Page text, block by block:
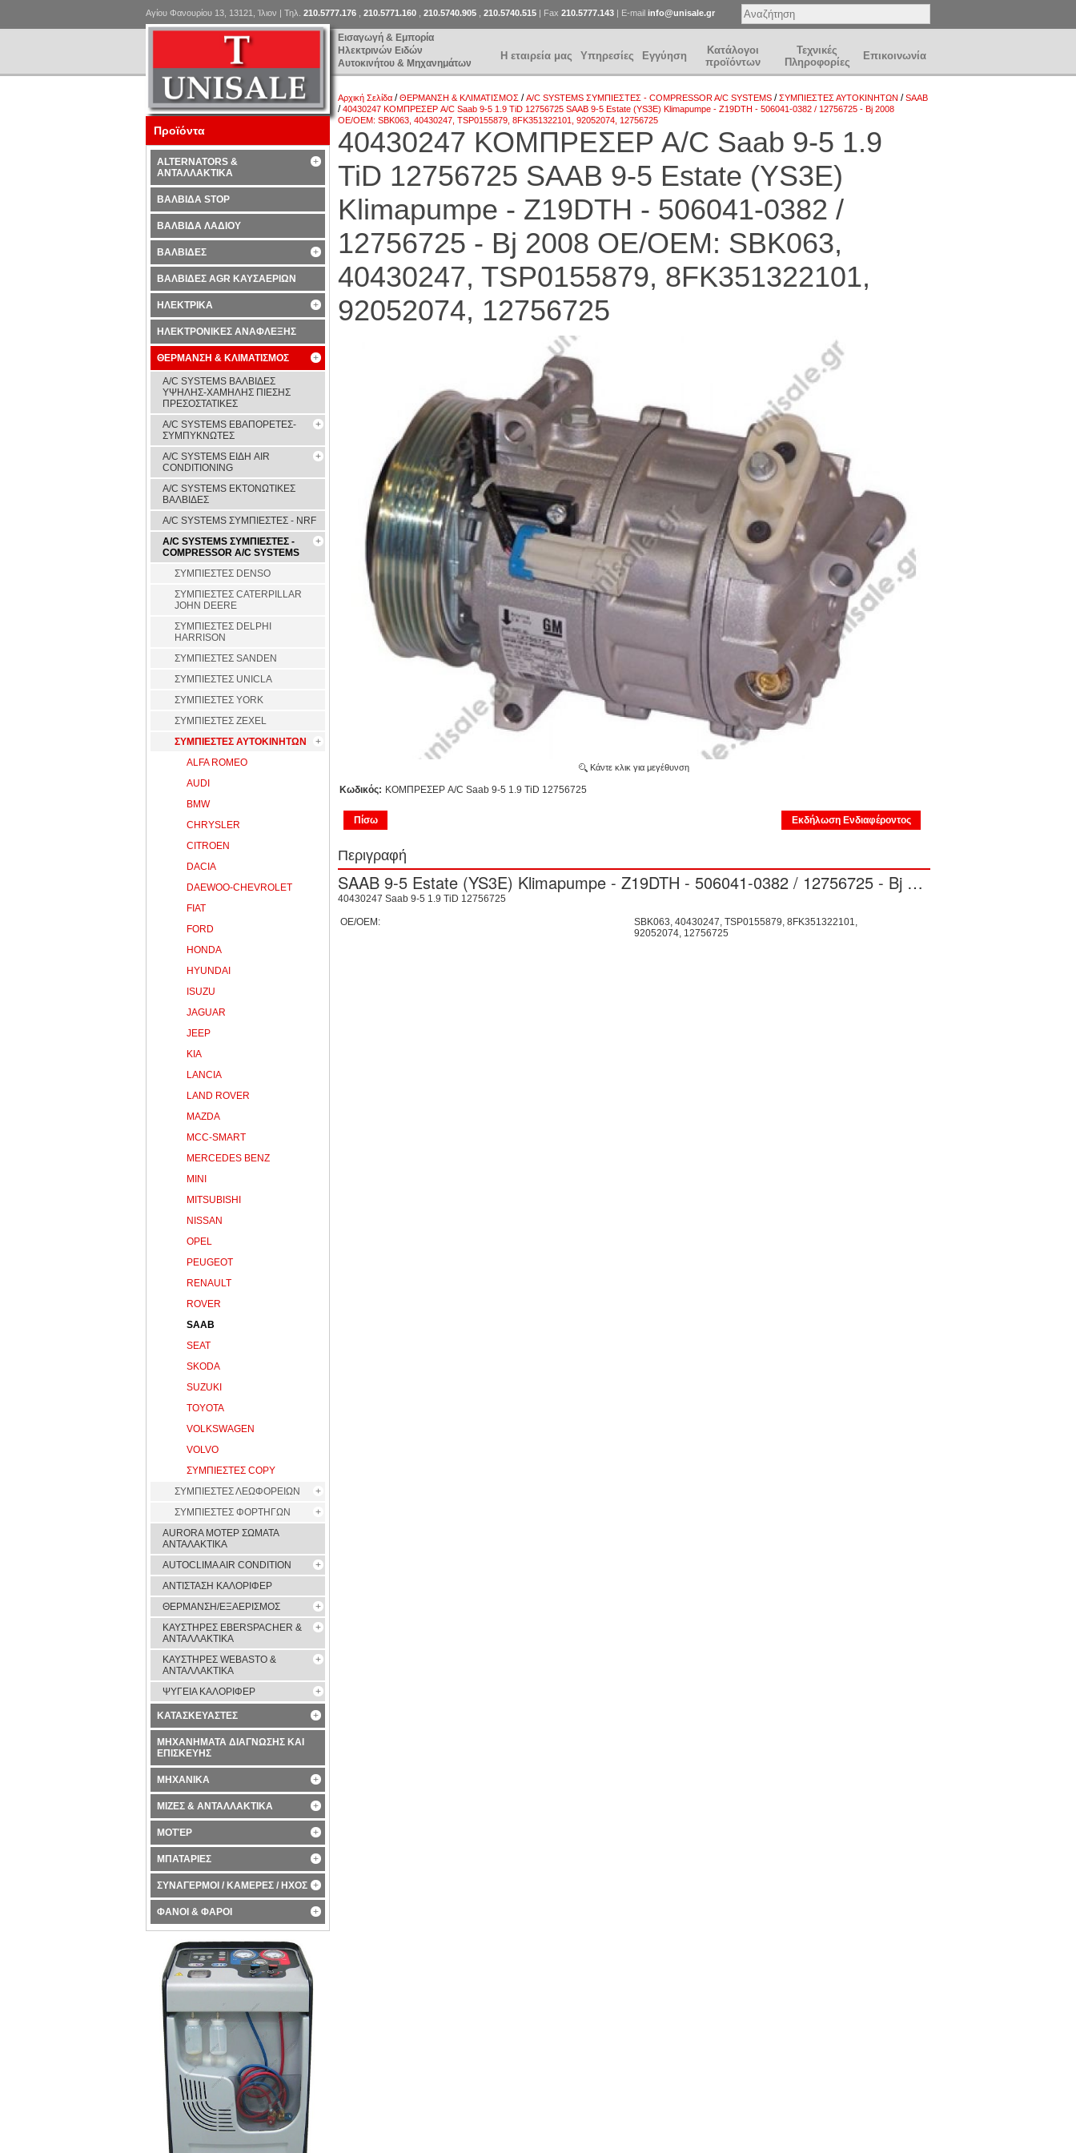
Εισαγωγή & Εμπορία
Ηλεκτρινών Ειδών
Αυτοκινήτου & Μηχανημάτων
Αγίου Φανουρίου 13, 13121, Ίλιον | Τηλ. 210.5777.176 210.5771.160 210.5740.905 210.5740.515 | Fax 210.5777.143 | E-mail info@unisale.gr
Η εταιρεία μας Υπηρεσίες Εγγύηση
Κατάλογοι
προϊόντων
Τεχνικές
Πληροφορίες
Επικοινωνία
Αρχική Σελίδα /ΘΕΡΜΑΝΣΗ & ΚΛΙΜΑΤΙΣΜΟΣ /A/C SYSTEMS ΣΥΜΠΙΕΣΤΕΣ - COMPRESSOR A/C SYSTEMS /ΣΥΜΠΙΕΣΤΕΣ ΑΥΤΟΚΙΝΗΤΩΝ /SAAB
/40430247 ΚΟΜΠΡΕΣΕΡ A/C Saab 9-5 1.9 TiD 12756725 SAAB 9-5 Estate (YS3E) Klimapumpe - Z19DTH - 506041-0382 / 12756725 - Bj 2008
OE/OEM: SBK063, 40430247, TSP0155879, 8FK351322101, 92052074, 12756725
40430247 ΚΟΜΠΡΕΣΕΡ A/C Saab 9-5 1.9
TiD 12756725 SAAB 9-5 Estate (YS3E)
Klimapumpe - Z19DTH - 506041-0382 /
12756725 - Bj 2008 OE/OEM: SBK063,
40430247, TSP0155879, 8FK351322101,
92052074, 12756725
Κάντε κλικ για μεγέθυνση
Κωδικός: ΚΟΜΠΡΕΣΕΡ A/C Saab 9-5 1.9 TiD 12756725
Πίσω Εκδήλωση Ενδιαφέροντος
Περιγραφή
SAAB 9-5 Estate (YS3E) Klimapumpe - Z19DTH - 506041-0382 / 12756725 - Bj 2008
40430247 Saab 9-5 1.9 TiD 12756725
OE/OEM:
SBK063, 40430247, TSP0155879, 8FK351322101,
92052074, 12756725
Προϊόντα
ALTERNATORS &
ΑΝΤΑΛΛΑΚΤΙΚΑ
ΒΑΛΒΙΔΑ STOP
ΒΑΛΒΙΔΑ ΛΑΔΙΟΥ
ΒΑΛΒΙΔΕΣ
ΒΑΛΒΙΔΕΣ AGR ΚΑΥΣΑΕΡΙΩΝ
ΗΛΕΚΤΡΙΚΑ
ΗΛΕΚΤΡΟΝΙΚΕΣ ΑΝΑΦΛΕΞΗΣ
ΘΕΡΜΑΝΣΗ & ΚΛΙΜΑΤΙΣΜΟΣ
A/C SYSTEMS ΒΑΛΒΙΔΕΣ
ΥΨΗΛΗΣ-ΧΑΜΗΛΗΣ ΠΙΕΣΗΣ
ΠΡΕΣΟΣΤΑΤΙΚΕΣ
A/C SYSTEMS ΕΒΑΠΟΡΕΤΕΣ-
ΣΥΜΠYΚΝΩΤΕΣ
A/C SYSTEMS ΕΙΔΗ AIR
CONDITIONING
A/C SYSTEMS ΕΚΤΟΝΩΤΙΚΕΣ
ΒΑΛΒΙΔΕΣ
A/C SYSTEMS ΣΥΜΠΙΕΣΤΕΣ - NRF
A/C SYSTEMS ΣΥΜΠΙΕΣΤΕΣ -
COMPRESSOR A/C SYSTEMS
ΣΥΜΠΙΕΣΤΕΣ DENSO
ΣΥΜΠΙΕΣΤΕΣ CATERPILLAR
JOHN DEERE
ΣΥΜΠΙΕΣΤΕΣ DELPHI
HARRISON
ΣΥΜΠΙΕΣΤΕΣ SANDEN
ΣΥΜΠΙΕΣΤΕΣ UNICLA
ΣΥΜΠΙΕΣΤΕΣ YORK
ΣΥΜΠΙΕΣΤΕΣ ZEXEL
ΣΥΜΠΙΕΣΤΕΣ ΑΥΤΟΚΙΝΗΤΩΝ
ALFA ROMEO
AUDI
BMW
CHRYSLER
CITROEN
DACIA
DAEWOO-CHEVROLET
FIAT
FORD
HONDA
HYUNDAI
ISUZU
JAGUAR
JEEP
KIA
LANCIA
LAND ROVER
MAZDA
MCC-SMART
MERCEDES BENZ
MINI
MITSUBISHI
NISSAN
OPEL
PEUGEOT
RENAULT
ROVER
SAAB
SEAT
SKODA
SUZUKI
TOYOTA
VOLKSWAGEN
VOLVO
ΣΥΜΠΙΕΣΤΕΣ COPY
ΣΥΜΠΙΕΣΤΕΣ ΛΕΩΦΟΡΕΙΩΝ
ΣΥΜΠΙΕΣΤΕΣ ΦΟΡΤΗΓΩΝ
AURORA ΜΟΤΕΡ ΣΩΜΑΤΑ
ΑΝΤΑΛΑΚΤΙΚΑ
AUTOCLIMA AIR CONDITION
ΑΝΤΙΣΤΑΣΗ ΚΑΛΟΡΙΦΕΡ
ΘΕΡΜΑΝΣΗ/ΕΞΑΕΡΙΣΜΟΣ
ΚΑΥΣΤΗΡΕΣ EBERSPACHER &
ΑΝΤΑΛΛΑΚΤΙΚΑ
ΚΑΥΣΤΗΡΕΣ WEBASTO &
ΑΝΤΑΛΛΑΚΤΙΚΑ
ΨΥΓΕΙΑ ΚΑΛΟΡΙΦΕΡ
ΚΑΤΑΣΚΕΥΑΣΤΕΣ
ΜΗΧΑΝΗΜΑΤΑ ΔΙΑΓΝΩΣΗΣ ΚΑΙ
ΕΠΙΣΚΕΥΗΣ
ΜΗΧΑΝΙΚΑ
ΜΙΖΕΣ & ΑΝΤΑΛΛΑΚΤΙΚΑ
ΜΟΤΈΡ
ΜΠΑΤΑΡΙΕΣ
ΣΥΝΑΓΕΡΜΟΙ / ΚΑΜΕΡΕΣ / ΗΧΟΣ
ΦΑΝΟΙ & ΦΑΡΟΙ